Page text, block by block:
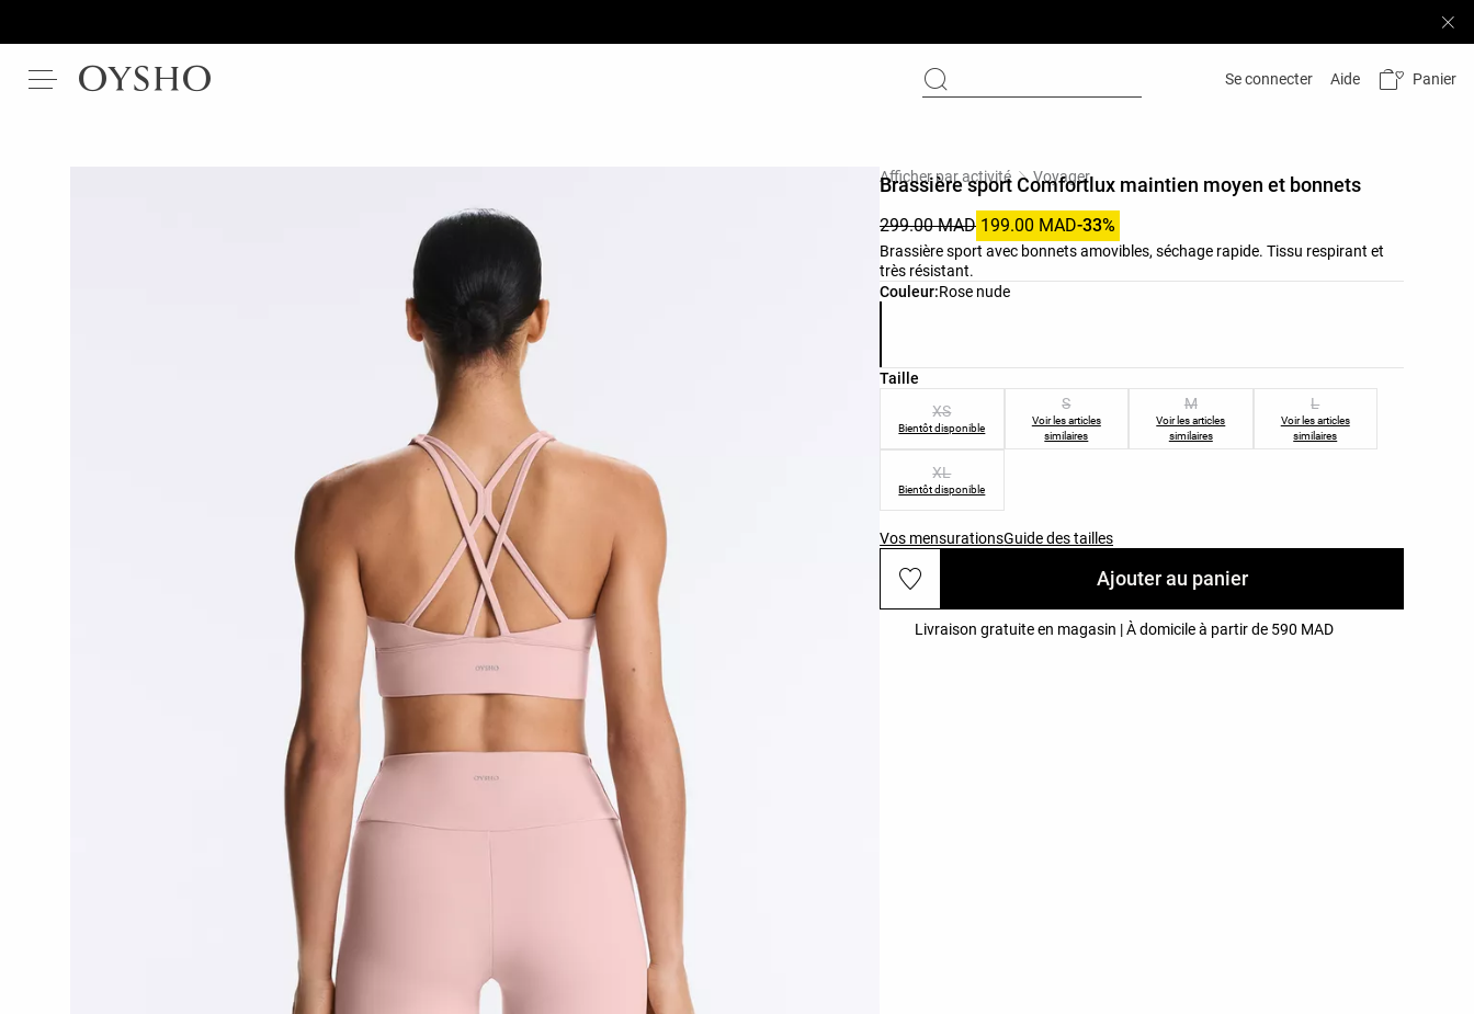
Se connecter Aide Panier
Couleur:Rose nude
Liste des couleurs du produit
Afficher par activité Voyager
Brassière sport Comfortlux maintien moyen et bonnets
299.00 MAD 199.00 MAD-33%
Brassière sport avec bonnets amovibles, séchage rapide. Tissu respirant et
très résistant.
Taille
Liste des tailles du produit
XS
Bientôt disponible
S
Voir les articles
similaires
M
Voir les articles
similaires
L
Voir les articles
similaires
XL
Bientôt disponible
Vos mensurationsGuide des tailles
Ajouter au panier
Livraison gratuite en magasin | À domicile à partir de 590 MAD